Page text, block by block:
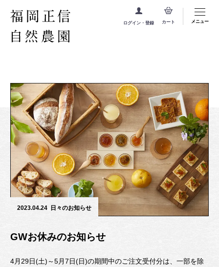
ログイン・登録 カート メニュー
2023.04.24 日々のお知らせ
GWお休みのお知らせ
4月29日(土)～5月7日(日)の期間中のご注文受付分は、一部を除